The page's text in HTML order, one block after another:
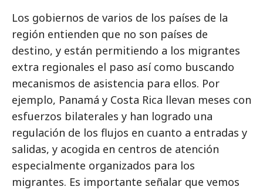
Los gobiernos de varios de los países de la
región entienden que no son países de
destino, y están permitiendo a los migrantes
extra regionales el paso así como buscando
mecanismos de asistencia para ellos. Por
ejemplo, Panamá y Costa Rica llevan meses con
esfuerzos bilaterales y han logrado una
regulación de los flujos en cuanto a entradas y
salidas, y acogida en centros de atención
especialmente organizados para los
migrantes. Es importante señalar que vemos